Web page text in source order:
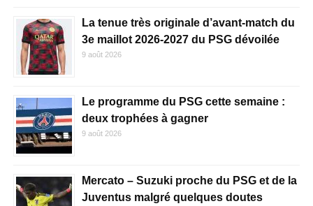
La tenue très originale d’avant-match du
3e maillot 2026-2027 du PSG dévoilée
9 août 2026
Le programme du PSG cette semaine :
deux trophées à gagner
9 août 2026
Mercato – Suzuki proche du PSG et de la
Juventus malgré quelques doutes